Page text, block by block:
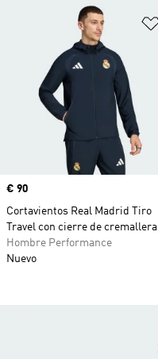
Precio
€ 90
Cortavientos Real Madrid Tiro
Travel con cierre de cremallera
Hombre Performance
Nuevo